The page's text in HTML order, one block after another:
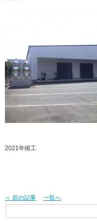
2021年竣工
＜ 前の記事 一覧へ